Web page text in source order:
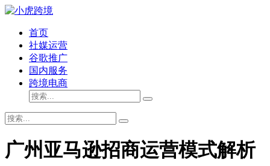
首页
社媒运营
谷歌推广
国内服务
跨境电商
广州亚马逊招商运营模式解析